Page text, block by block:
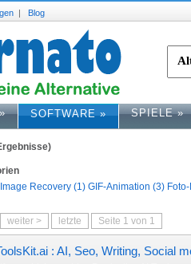
| Blog
SOFTWARE» SPIELE»
Image Recovery (1) GIF-Animation (3)
weiter > letzte Seite 1 von 1
: AI, Seo, Writing, Social